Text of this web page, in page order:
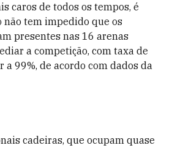
caros de todos os tempos, é
não tem impedido que os
presentes nas 16 arenas
a competição, com taxa de
a 99%, de acordo com dados da
cadeiras, que ocupam quase